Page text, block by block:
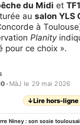
du Midi et TF1
au salon YLS
à
Planity
pour ce choix ».
• MàJ le 29 mai 2026
↓Lire hors-ligne